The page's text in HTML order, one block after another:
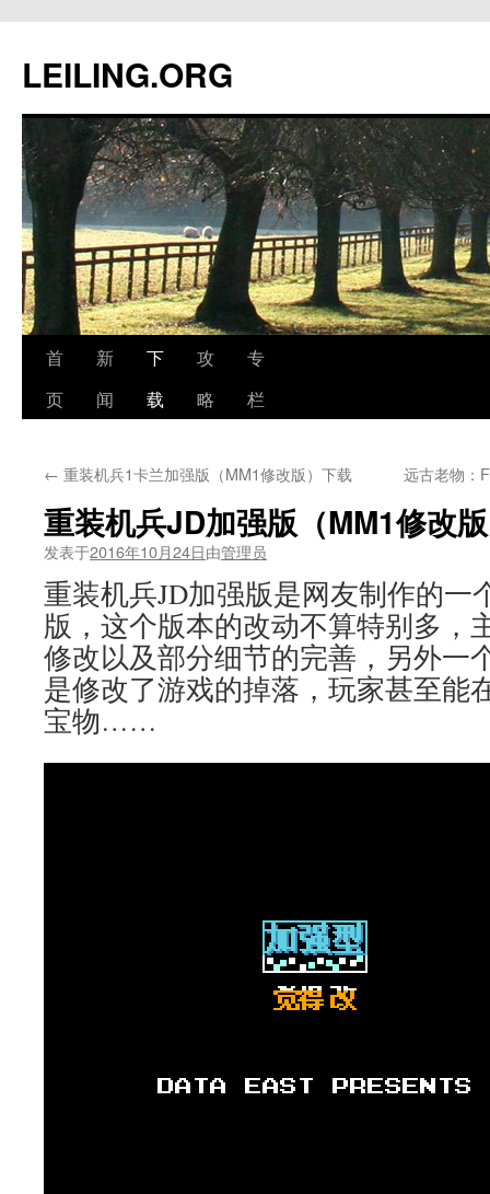
文
LEILING.ORG
首
页
新
闻
下
载
攻
略
专
栏
← 重装机兵1卡兰加强版（MM1修改版）下载 远古老物：
重装机兵JD加强版（MM1修改
发表于2016年10月24日由管理员
重装机兵JD加强版是网友制作的一
版，这个版本的改动不算特别多，
修改以及部分细节的完善，另外一
是修改了游戏的掉落，玩家甚至能
宝物……